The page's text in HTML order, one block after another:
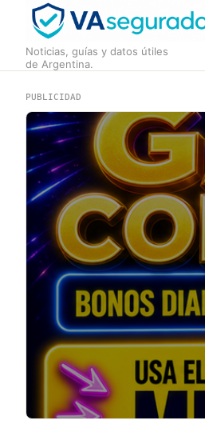
Noticias, guías y datos útiles
de Argentina.
PUBLICIDAD